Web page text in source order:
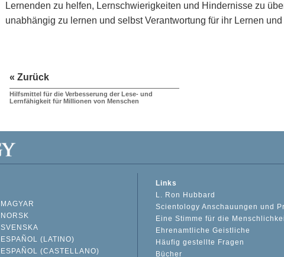
Lernenden zu helfen, Lernschwierigkeiten und Hindernisse zu
unabhängig zu lernen und selbst Verantwortung für ihr Lernen
« Zurück
Hilfsmittel für die Verbesserung der Lese- und
Lernfähigkeit für Millionen von Menschen
MAGYAR
NORSK
SVENSKA
ESPAÑOL (LATINO)
ESPAÑOL (CASTELLANO)
Links
L. Ron Hubbard
Scientology Anschauungen und
Eine Stimme für die
Ehrenamtliche Geistliche
Häufig gestellte Fragen
Bücher